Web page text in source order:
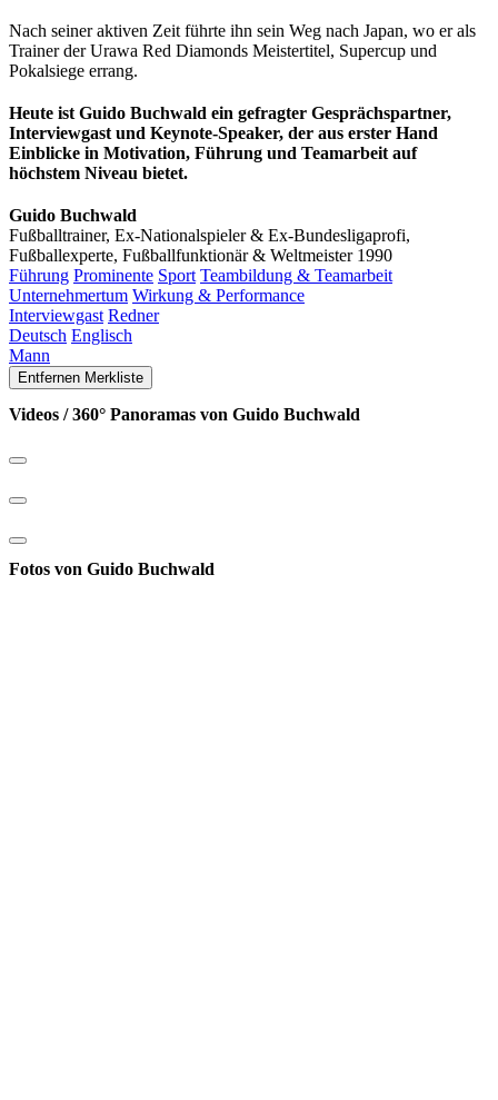
Nach seiner aktiven Zeit führte ihn sein Weg nach Japan, wo er als
Trainer der Urawa Red Diamonds Meistertitel, Supercup und
Pokalsiege errang.
Heute ist Guido Buchwald ein gefragter Gesprächspartner,
Interviewgast und Keynote-Speaker, der aus erster Hand
Einblicke in Motivation, Führung und Teamarbeit auf
höchstem Niveau bietet.
Guido Buchwald
Fußballtrainer, Ex-Nationalspieler & Ex-Bundesligaprofi,
Fußballexperte, Fußballfunktionär & Weltmeister 1990
Führung Prominente Sport Teambildung & Teamarbeit
Unternehmertum Wirkung & Performance
Interviewgast Redner
Deutsch Englisch
Mann
Entfernen Merkliste
Videos / 360° Panoramas von Guido Buchwald
Fotos von Guido Buchwald